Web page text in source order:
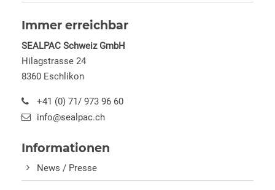
Immer erreichbar
SEALPAC Schweiz GmbH
Hilagstrasse 24
8360 Eschlikon
+41 (0) 71/ 973 96 60
info@sealpac.ch
Informationen
News / Presse